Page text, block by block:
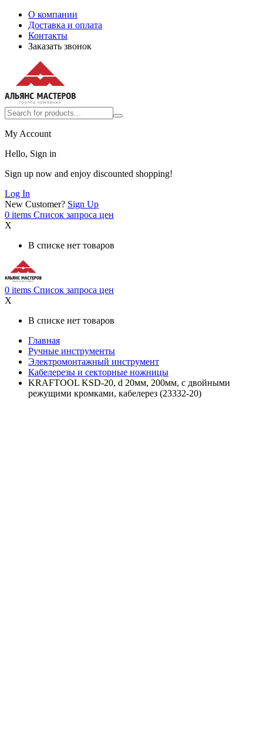
О компании
Доставка и оплата
Контакты
Заказать звонок
My Account
Hello, Sign in
Sign up now and enjoy discounted shopping!
Log In
New Customer? Sign Up
0 items Список запроса цен
X
В списке нет товаров
0 items Список запроса цен
X
В списке нет товаров
Главная
Ручные инструменты
Электромонтажный инструмент
Кабелерезы и секторные ножницы
KRAFTOOL KSD-20, d 20мм, 200мм, с двойными
режущими кромками, кабелерез (23332-20)